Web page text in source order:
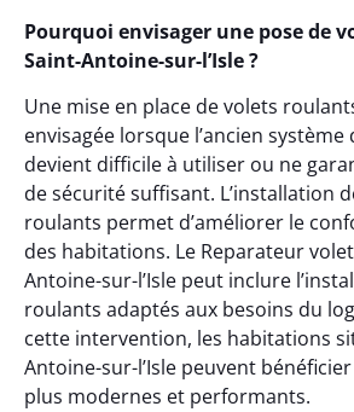
Pourquoi envisager une pose de
Saint-Antoine-sur-l’Isle ?
Une mise en place de volets
envisagée lorsque l’ancien
devient difficile à utiliser ou ne
de sécurité suffisant. L’installation
roulants permet d’améliorer le
des habitations. Le Reparateur
Antoine-sur-l’Isle peut inclure
roulants adaptés aux besoins du
cette intervention, les habitations
Antoine-sur-l’Isle peuvent
plus modernes et performants.